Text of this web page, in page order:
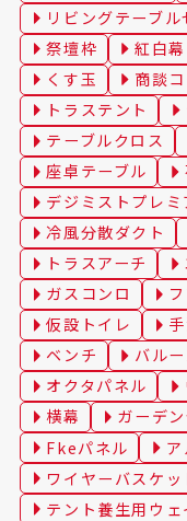
リビングテーブル
祭壇枠
紅白
くす玉
商談
トラステント
テーブルクロス
座卓テーブル
デジミストプレミ
冷風分散ダクト
トラスアーチ
ガスコンロ
仮設トイレ
ベンチ
バル
オクタパネル
横幕
ガーデ
Fkeパネル
ワイヤーバスケッ
テント養生用ウェ